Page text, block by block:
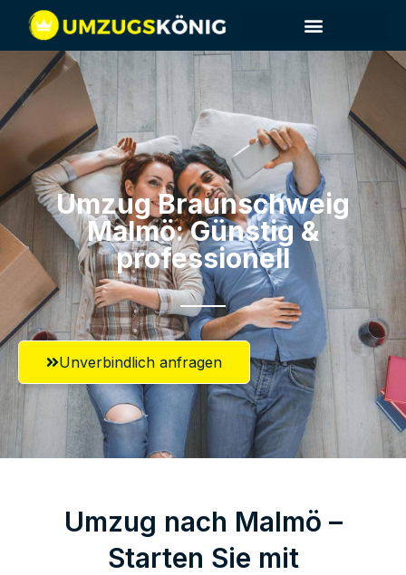
Umzug Braunschweig​
Malmö: Günstig &
professionell​
Unverbindlich anfragen
Umzug nach Malmö –
Starten Sie mit